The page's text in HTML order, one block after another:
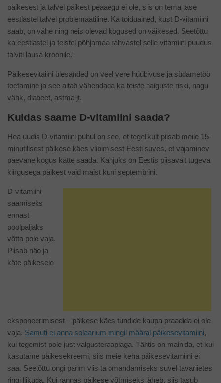
päikesest ja talvel päikest peaaegu ei ole, siis on tema tase
eestlastel talvel problemaatiline. Ka toiduained, kust D-vitamiini
saab, on vähe ning neis olevad kogused on väikesed. Seetõttu
ka eestlastel ja teistel põhjamaa rahvastel selle vitamiini puudus
talviti lausa kroonile.”
Päikesevitaiini ülesanded on veel vere hüübivuse ja südametöö
toetamine ja see aitab vähendada ka teiste haiguste riski, nagu
vähk, diabeet, astma jt.
Kuidas saame D-vitamiini saada?
Hea uudis D-vitamiini puhul on see, et tegelikult piisab meile 15-
minutilisest päikese käes viibimisest Eesti suves, et vajaminev
päevane kogus kätte saada. Kahjuks on Eestis piisavalt tugeva
kiirgusega päikest vaid maist kuni septembrini.
D-vitamiini
saamiseks
ennast
poolpaljaks
võtta pole vaja.
Piisab näo ja
käte päikesele
eksponeerimisest – päikese käes tundide kaupa praadida ei ole
vaja. Samuti ei anna solaarium mingil määral päikesevitamiini,
kui tegemist pole just valgusteraapiaga. Tähtis on mainida, et kui
kasutame päikesekreemi, siis meie keha päikesevitamiini ei
saa. Seetõttu ongi parim viis ta omandamiseks suvel tavariietes
ringi liikuda. Kui rannas päikese võtmiseks läheb, siis tasub